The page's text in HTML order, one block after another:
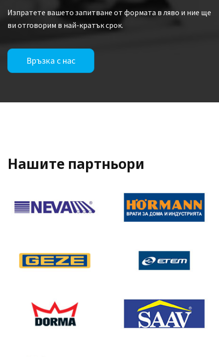
Изпратете вашето запитване от формата в ляво и ние ще
ви отговорим в най-кратък срок.
Връзка с нас
Нашите партньори